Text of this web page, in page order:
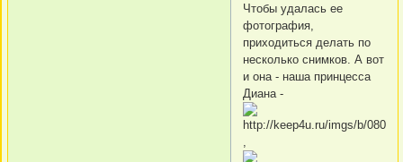
Чтобы удалась ее
фотография,
приходиться делать по
несколько снимков. А вот
и она - наша принцесса
Диана -
,